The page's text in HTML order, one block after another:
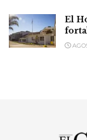
El